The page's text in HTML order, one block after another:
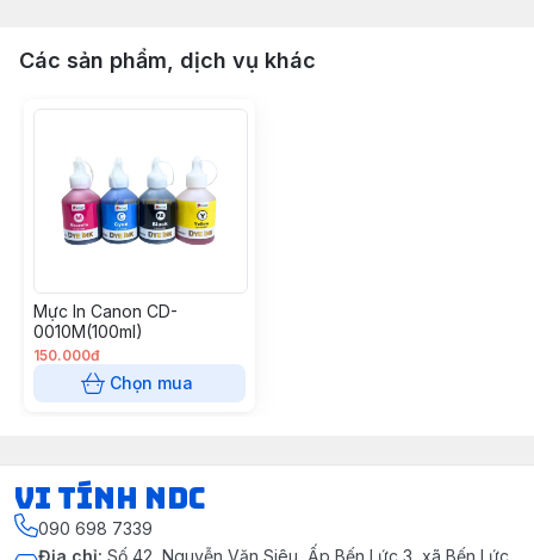
Các sản phẩm, dịch vụ khác
Mực In Canon CD-
0010M(100ml)
150.000đ
Chọn mua
VI TÍNH NDC
090 698 7339
Địa chỉ: Số 42, Nguyễn Văn Siêu, Ấp Bến Lức 3, xã Bến Lức,